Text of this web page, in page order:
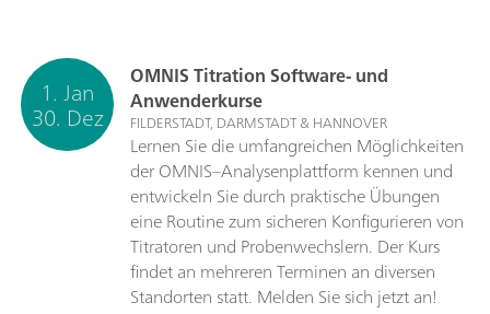
1. Jan
30. Dez
OMNIS Titration Software- und
Anwenderkurse
FILDERSTADT, DARMSTADT & HANNOVER
Lernen Sie die umfangreichen Möglichkeiten
der OMNIS–Analysenplattform kennen und
entwickeln Sie durch praktische Übungen
eine Routine zum sicheren Konfigurieren von
Titratoren und Probenwechslern. Der Kurs
findet an mehreren Terminen an diversen
Standorten statt. Melden Sie sich jetzt an!